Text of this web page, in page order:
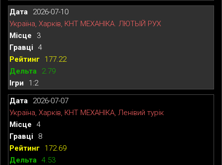
2026-07-10
Україна, Харків, КНТ МЕХАНІКА. ЛЮТЫЙ РУХ
3
4
177.22
2.79
1:2
2026-07-07
Україна, Харків, КНТ МЕХАНІКА, Ленівий турік
4
8
172.69
4.53